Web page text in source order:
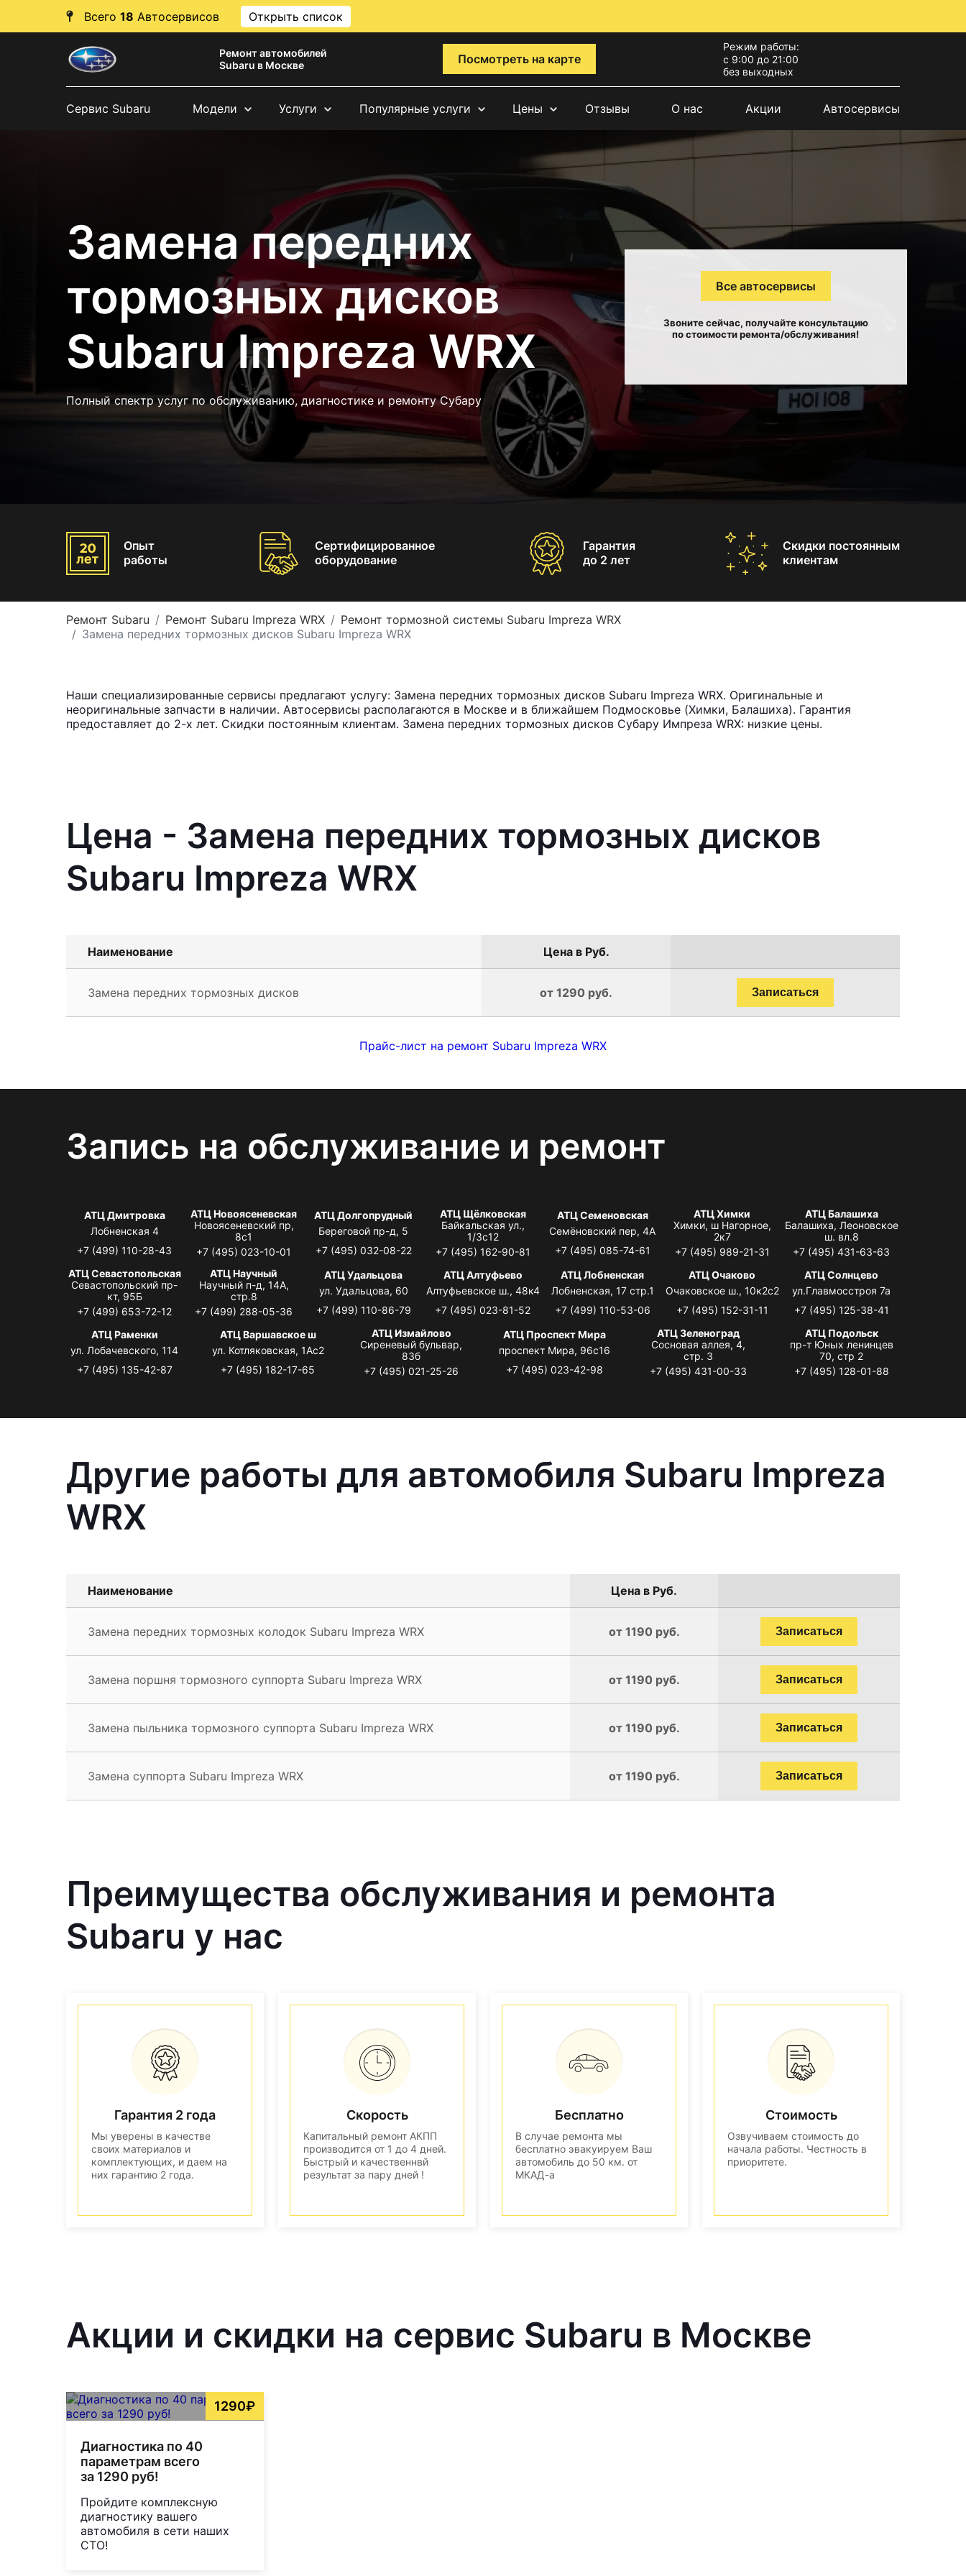
Всего 18 Автосервисов Открыть список
Ремонт автомобилей
Subaru в Москве
Посмотреть на карте
Режим работы:
с 9:00 до 21:00
без выходных
Сервис Subaru Модели Услуги Популярные услуги Цены Отзывы О нас Акции Автосервисы
Замена передних
тормозных дисков
Subaru Impreza WRX
Полный спектр услуг по обслуживанию, диагностике и ремонту Субару
Все автосервисы
Звоните сейчас, получайте консультацию
по стоимости ремонта/обслуживания!
Опыт
работы
Сертифицированное
оборудование
Гарантия
до 2 лет
Скидки постоянным
клиентам
Ремонт Subaru Ремонт Subaru Impreza WRX
Ремонт тормозной системы Subaru Impreza WRX
Замена передних тормозных дисков Subaru Impreza WRX
Наши специализированные сервисы предлагают услугу: Замена передних тормозных дисков Subaru Impreza WRX. Оригинальные и
неоригинальные запчасти в наличии. Автосервисы располагаются в Москве и в ближайшем Подмосковье (Химки, Балашиха). Гарантия
предоставляет до 2-х лет. Скидки постоянным клиентам. Замена передних тормозных дисков Субару Импреза WRX: низкие цены.
Цена - Замена передних тормозных дисков
Subaru Impreza WRX
Наименование Цена в Руб.
Замена передних тормозных дисков от 1290 руб. Записаться
Прайс-лист на ремонт Subaru Impreza WRX
Запись на обслуживание и ремонт
АТЦ Дмитровка
Лобненская 4
+7 (499) 110-28-43
АТЦ Новоясеневская
Новоясеневский пр,
8с1
+7 (495) 023-10-01
АТЦ Долгопрудный
Береговой пр-д, 5
+7 (495) 032-08-22
АТЦ Щёлковская
Байкальская ул.,
1/3с12
+7 (495) 162-90-81
АТЦ Семеновская
Семёновский пер, 4А
+7 (495) 085-74-61
АТЦ Химки
Химки, ш Нагорное,
2к7
+7 (495) 989-21-31
АТЦ Балашиха
Балашиха, Леоновское
ш. вл.8
+7 (495) 431-63-63
АТЦ Севастопольская
Севастопольский пр-
кт, 95Б
+7 (499) 653-72-12
АТЦ Научный
Научный п-д, 14А,
стр.8
+7 (499) 288-05-36
АТЦ Удальцова
ул. Удальцова, 60
+7 (499) 110-86-79
АТЦ Алтуфьево
Алтуфьевское ш., 48к4
+7 (495) 023-81-52
АТЦ Лобненская
Лобненская, 17 стр.1
+7 (499) 110-53-06
АТЦ Очаково
Очаковское ш., 10к2с2
+7 (495) 152-31-11
АТЦ Солнцево
ул.Главмосстроя 7а
+7 (495) 125-38-41
АТЦ Раменки
ул. Лобачевского, 114
+7 (495) 135-42-87
АТЦ Варшавское ш
ул. Котляковская, 1Ас2
+7 (495) 182-17-65
АТЦ Измайлово
Сиреневый бульвар,
83б
+7 (495) 021-25-26
АТЦ Проспект Мира
проспект Мира, 96с16
+7 (495) 023-42-98
АТЦ Зеленоград
Сосновая аллея, 4,
стр. 3
+7 (495) 431-00-33
АТЦ Подольск
пр-т Юных ленинцев
70, стр 2
+7 (495) 128-01-88
Другие работы для автомобиля Subaru Impreza
WRX
Наименование Цена в Руб.
Замена передних тормозных колодок Subaru Impreza WRX от 1190 руб. Записаться
Замена поршня тормозного суппорта Subaru Impreza WRX от 1190 руб. Записаться
Замена пыльника тормозного суппорта Subaru Impreza WRX от 1190 руб. Записаться
Замена суппорта Subaru Impreza WRX от 1190 руб. Записаться
Преимущества обслуживания и ремонта
Subaru у нас
Гарантия 2 года
Мы уверены в качестве
своих материалов и
комплектующих, и даем на
них гарантию 2 года.
Скорость
Капитальный ремонт АКПП
производится от 1 до 4 дней.
Быстрый и качественнвй
результат за пару дней !
Бесплатно
В случае ремонта мы
бесплатно эвакуируем Ваш
автомобиль до 50 км. от
МКАД-а
Стоимость
Озвучиваем стоимость до
начала работы. Честность в
приоритете.
Акции и скидки на сервис Subaru в Москве
1290₽
Диагностика по 40
параметрам всего
за 1290 руб!
Пройдите комплексную
диагностику вашего
автомобиля в сети наших
СТО!